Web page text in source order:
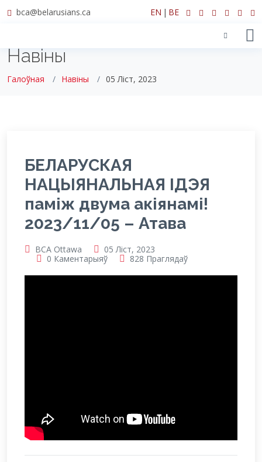
bca@belarusians.ca EN | BE
Навіны
Галоўная Навіны 05 Ліст, 2023
БЕЛАРУСКАЯ
НАЦЫЯНАЛЬНАЯ IДЭЯ
паміж двума акіянамі!
2023/11/05 – Атава
BCA Ottawa
05 Ліст, 2023
0 Каментарыяў
828 Праглядаў